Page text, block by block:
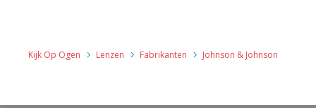
Kijk Op Ogen Lenzen Fabrikanten Johnson & Johnson